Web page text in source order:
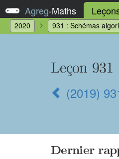
Agreg-Maths
2020 931 : Schémas
Leçon
(2019)
Dernier